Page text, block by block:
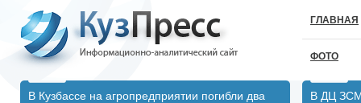
ГЛАВНАЯ
ФОТО
В Кузбассе на агропредприятии погибли два
В ДЦ